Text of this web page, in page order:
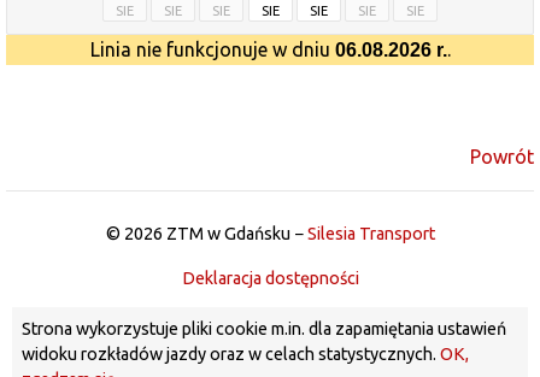
SIE SIE SIE SIE SIE SIE SIE
Linia nie funkcjonuje w dniu 06.08.2026 r..
Powrót
© 2026 ZTM w Gdańsku −Silesia Transport
Deklaracja dostępności
Strona wykorzystuje pliki cookie m.in. dla zapamiętania ustawień
widoku rozkładów jazdy oraz w celach statystycznych. OK,